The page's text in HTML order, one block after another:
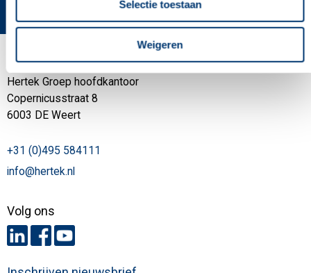
Selectie toestaan
Weigeren
Contactgegevens
Hertek Groep hoofdkantoor
Copernicusstraat 8
6003 DE Weert
+31 (0)495 584111
info@hertek.nl
Volg ons